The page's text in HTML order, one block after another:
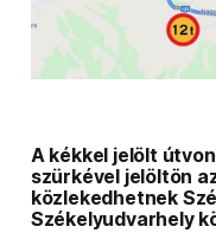
A kékkel jelölt
szürkével jelöltön
közlekedhetnek
Székelyudvarhely